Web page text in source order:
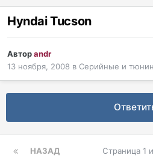
Hyndai Tucson
Авторandr
13 ноября, 2008 в Серийные и
НАЗАД Страница 1